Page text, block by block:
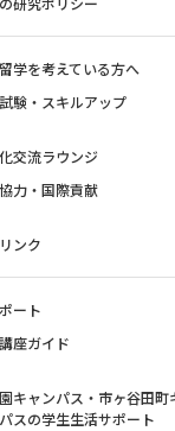
学を考えている方へ
験・スキルアップ
交流ラウンジ
力・国際貢献
ンク
ート
座ガイド
キャンパス・市ヶ谷田町
スの学生生活サポート